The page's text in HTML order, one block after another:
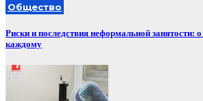
Общество
Риски и последствия неформальной занятости:
каждому